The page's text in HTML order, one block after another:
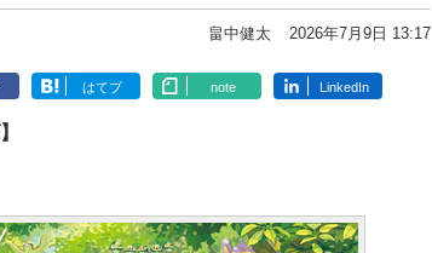
畠中健太 2026年7月9日 13:17
はてブ note LinkedIn